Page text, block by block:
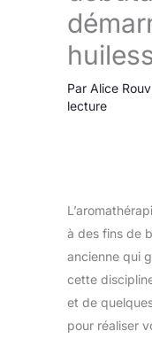
Par Alice
lecture
à des fins de
ancienne qui
cette
et de
pour réaliser